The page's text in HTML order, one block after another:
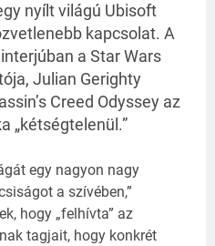
nyílt világú Ubisoft
kapcsolat. A
a Star Wars
Julian Gerighty
Creed Odyssey az
„kétségtelenül.”
egy nagyon nagy
a szívében,”
hogy „felhívta” az
tagjait, hogy konkrét